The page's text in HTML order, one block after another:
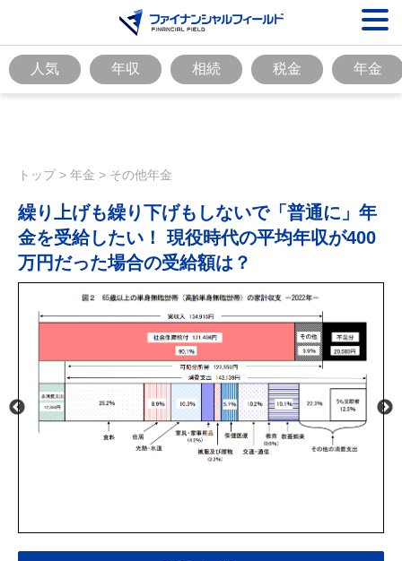
人気 年収 相続 税金 年金
トップ> 年金 > その他年金
繰り上げも繰り下げもしないで「普通に」年
金を受給したい！ 現役時代の平均年収が400
万円だった場合の受給額は？